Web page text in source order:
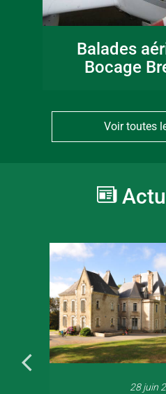
Balades
Bocage
Voir toutes
28 juin